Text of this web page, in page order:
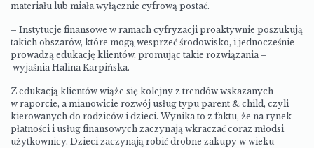
materiału lub miała wyłącznie cyfrową postać.
– Instytucje finansowe w ramach cyfryzacji proaktywnie poszukują
takich obszarów, które mogą wesprzeć środowisko, i jednocześnie
prowadzą edukację klientów, promując takie rozwiązania –
wyjaśnia Halina Karpińska.
Z edukacją klientów wiąże się kolejny z trendów wskazanych
w raporcie, a mianowicie rozwój usług typu parent & child, czyli
kierowanych do rodziców i dzieci. Wynika to z faktu, że na rynek
płatności i usług finansowych zaczynają wkraczać coraz młodsi
użytkownicy. Dzieci zaczynają robić drobne zakupy w wieku